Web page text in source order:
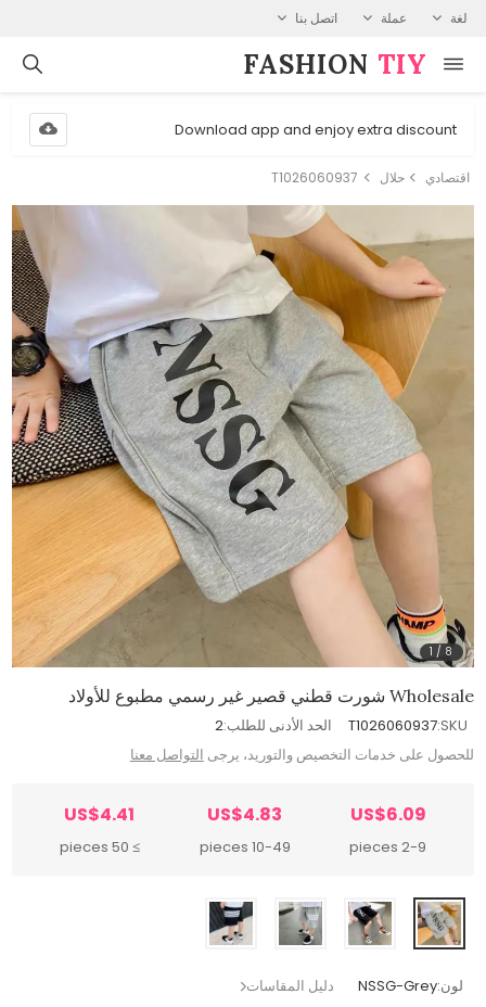
لغة عملة اتصل بنا
FASHION⁠ TIY
Download app and enjoy extra discount
اقتصادي حلال T1026060937
1 / 8
Wholesale شورت قطني قصير غير رسمي مطبوع للأولاد
SKU:
T1026060937 الحد الأدنى للطلب:2
للحصول على خدمات التخصيص والتوريد، يرجى التواصل معنا
US$6.09
2-9 pieces
US$4.83
10-49 pieces
US$4.41
≥ 50 pieces
لون:NSSG-Grey دليل المقاسات